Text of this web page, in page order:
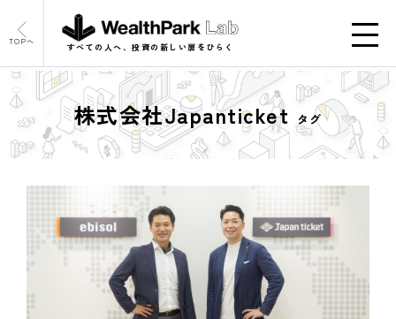
TOPへ
すべての人へ、投資の新しい扉をひらく
株式会社Japanticket タグ